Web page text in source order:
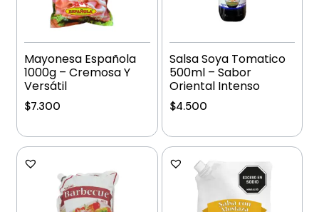
Mayonesa Española
1000g – Cremosa Y
Versátil
$7.300
Salsa Soya Tomatico
500ml – Sabor
Oriental Intenso
$4.500